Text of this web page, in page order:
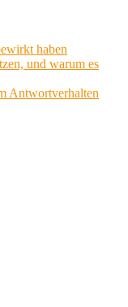
haben
und warum es
Antwortverhalten